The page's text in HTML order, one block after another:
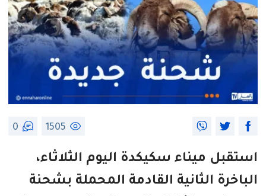
1505
0
استقبل ميناء سكيكدة اليوم الثلاثاء،
الباخرة الثانية القادمة المحملة بشحنة